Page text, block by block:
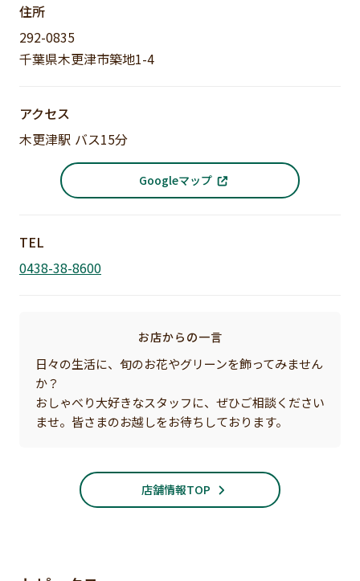
住所
292-0835
千葉県木更津市築地1-4
アクセス
木更津駅 バス15分
Googleマップ
TEL
0438-38-8600
お店からの一言
日々の生活に、旬のお花やグリーンを飾ってみません
か？
おしゃべり大好きなスタッフに、ぜひご相談ください
ませ。皆さまのお越しをお待ちしております。
店舗情報TOP